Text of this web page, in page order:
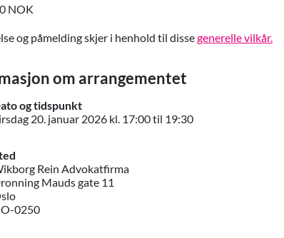
NOK
og påmelding skjer i henhold til dissegenerelle vilkår.
om arrangementet
og tidspunkt
20. januar 2026 kl. 17:00 til 19:30Tirsdag 20. januar
Rein Advokatfirma
Mauds gate 11
0250